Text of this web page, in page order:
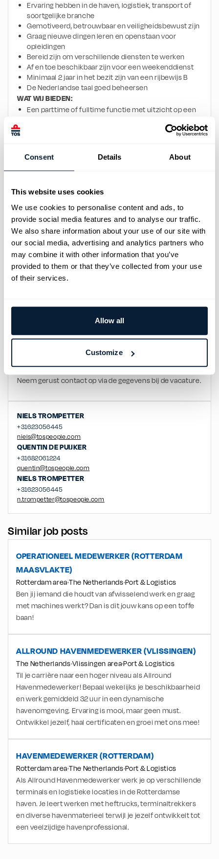
Consent Details About
This website uses cookies
We use cookies to personalise content and ads, to
provide social media features and to analyse our traffic.
We also share information about your use of our site with
our social media, advertising and analytics partners who
may combine it with other information that you’ve
provided to them or that they’ve collected from your use
of their services.
Allow all
Customize
Ervaring hebben in de haven, logistiek, transport of
soortgelijke branche
Gemotiveerd, betrouwbaar en veiligheidsbewust zijn
Graag nieuwe dingen leren en openstaan voor
opleidingen
Bereid zijn om verschillende diensten te werken
Af en toe beschikbaar zijn voor een weekenddienst
Minimaal 2 jaar in het bezit zijn van een rijbewijs B
De Nederlandse taal goed beheersen
WAT WIJ BIEDEN:
Een parttime of fulltime functie met uitzicht op een
Een contract voor 7 of 12 maanden met uitzicht op
exclusief toeslagen
Na het succesvol afronden van de interne
ongv. een half jaar in deze functie groeit dit verder
door naar € 3.725.
Een afwisselende functie als Havenmedewerker
binnen de RoRo, terminaloperatie en havenlogistiek
Volop opleidings- en doorgroeimogelijkheden binnen
de Rotterdamse haven
Een informele werksfeer met een hecht team van
collega's
WIJ ZIJN TOS
logistiek in Zuidwest Nederland. Wij geloven in
persoonlijk contact en in mensen kansen geven. Of je
nu al ervaring hebt of het vak nog moet leren, bij ons kun
mee zodat jij het beste uit jezelf kunt halen.
Heb je vragen of wil je meer weten over deze functie?
Neem gerust contact op via de gegevens bij de vacature.
NIELSTROMPETTER
+31623056445
niels@tospeople.com
QUENTINDE PUIJKER
+31682061224
quentin@tospeople.com
NIELSTROMPETTER
+31623056445
n.trompetter@tospeople.com
Similar job posts
OPERATIONEEL MEDEWERKER (ROTTERDAM
MAASVLAKTE)
Rotterdam areaThe NetherlandsPort & Logistics
Ben jij iemand die houdt van afwisselend werk en graag
met machines werkt? Dan is dit jouw kans op een toffe
baan!
ALLROUND HAVENMEDEWERKER (VLISSINGEN)
The NetherlandsVlissingen areaPort & Logistics
Til je carrière naar een hoger niveau als Allround
Havenmedewerker! Bepaal wekelijks je beschikbaarheid
en werk gemiddeld 32 uur in een dynamische
havenomgeving. Ervaring is mooi, maar geen must.
Ontwikkel jezelf, haal certificaten en groei met ons mee!
HAVENMEDEWERKER (ROTTERDAM)
Rotterdam areaThe NetherlandsPort & Logistics
Als Allround Havenmedewerker werk je op verschillende
terminals en logistieke locaties in de Rotterdamse
haven. Je leert werken met heftrucks, terminaltrekkers
en diverse havenmaterieel terwijl je jezelf ontwikkelt tot
een veelzijdige havenprofessional.